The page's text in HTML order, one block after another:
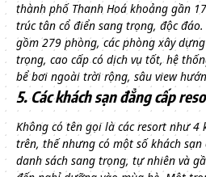
thành phố Thanh Hoá khoảng gần
trúc tân cổ điển sang trọng, độc đáo.
gồm 279 phòng, các phòng xây
trọng, cao cấp có dịch vụ tốt, hệ
bể bơi ngoài trời rộng, sâu view
5. Các khách sạn đẳng cấp
Không có tên gọi là các resort như 4
trên, thế nhưng có một số khách sạn
danh sách sang trọng, tự nhiên và